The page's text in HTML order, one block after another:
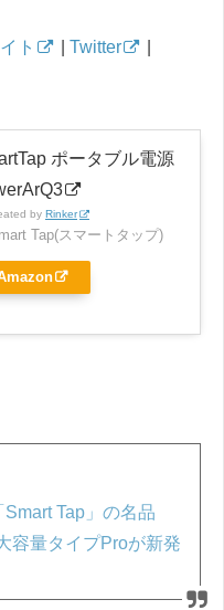
ト Twitter
ポータブル電源
by Rinker
Tap(スマートタップ)
Tap」の名品
容量タイプProが新発